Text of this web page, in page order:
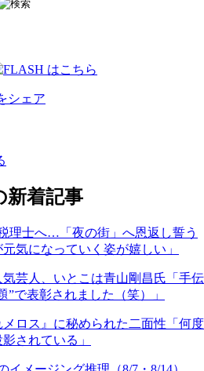
新着記事
理士へ…「夜の街」へ恩返し誓う
気になっていく姿が嬉しい」
芸人、いとこは青山剛昌氏「手伝
”で表彰されました（笑）」
ロス』に秘められた二面性「何度
されている」